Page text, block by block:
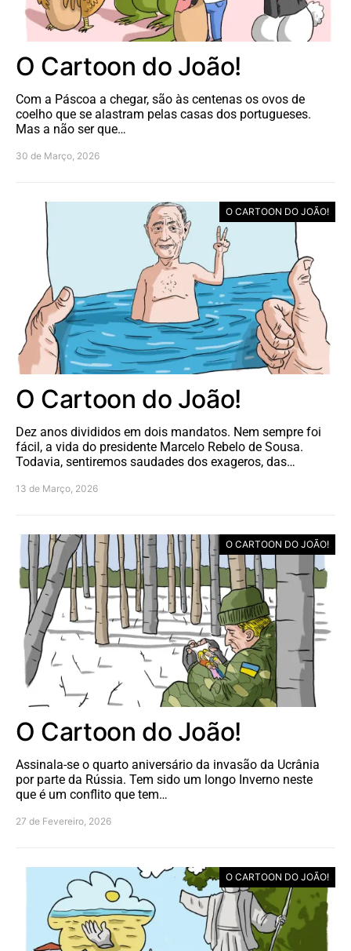
O Cartoon do João!
Com a Páscoa a chegar, são às centenas os ovos de
coelho que se alastram pelas casas dos portugueses.
Mas a não ser que…
30 de Março, 2026
O CARTOON DO JOÃO!
O Cartoon do João!
Dez anos divididos em dois mandatos. Nem sempre foi
fácil, a vida do presidente Marcelo Rebelo de Sousa.
Todavia, sentiremos saudades dos exageros, das…
13 de Março, 2026
O CARTOON DO JOÃO!
O Cartoon do João!
Assinala-se o quarto aniversário da invasão da Ucrânia
por parte da Rússia. Tem sido um longo Inverno neste
que é um conflito que tem…
27 de Fevereiro, 2026
O CARTOON DO JOÃO!